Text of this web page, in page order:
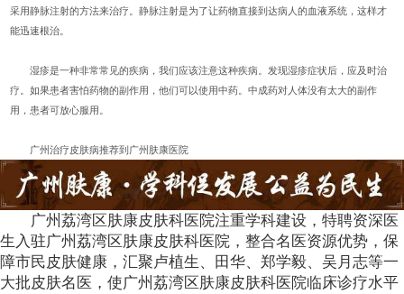
采用静脉注射的方法来治疗。静脉注射是为了让药物直接到达病人的血液系统，这样才
能迅速根治。
湿疹是一种非常常见的疾病，我们应该注意这种疾病。发现湿疹症状后，应及时治
疗。如果患者害怕药物的副作用，他们可以使用中药。中成药对人体没有太大的副作
用，患者可放心服用。
广州治疗皮肤病推荐到广州肤康医院
广州荔湾区肤康皮肤科医院注重学科建设，特聘资深医
生入驻广州荔湾区肤康皮肤科医院，整合名医资源优势，保
障市民皮肤健康，汇聚卢植生、田华、郑学毅、吴月志等一
大批皮肤名医，使广州荔湾区肤康皮肤科医院临床诊疗水平